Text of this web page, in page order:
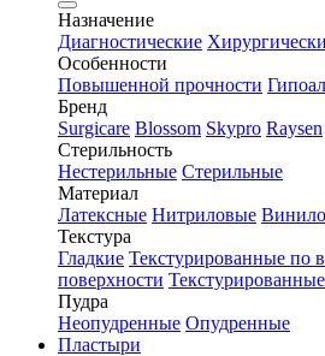
Назначение
Диагностические
Особенности
Повышенной прочности
Бренд
Surgicare Blossom Skypro Raysen
Стерильность
Нестерильные Стерильные
Материал
Латексные Нитриловые
Текстура
Гладкие Текстурированные по
поверхности
Пудра
Неопудренные Опудренные
Пластыри